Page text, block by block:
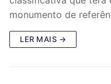
monumento de
LER MAIS →